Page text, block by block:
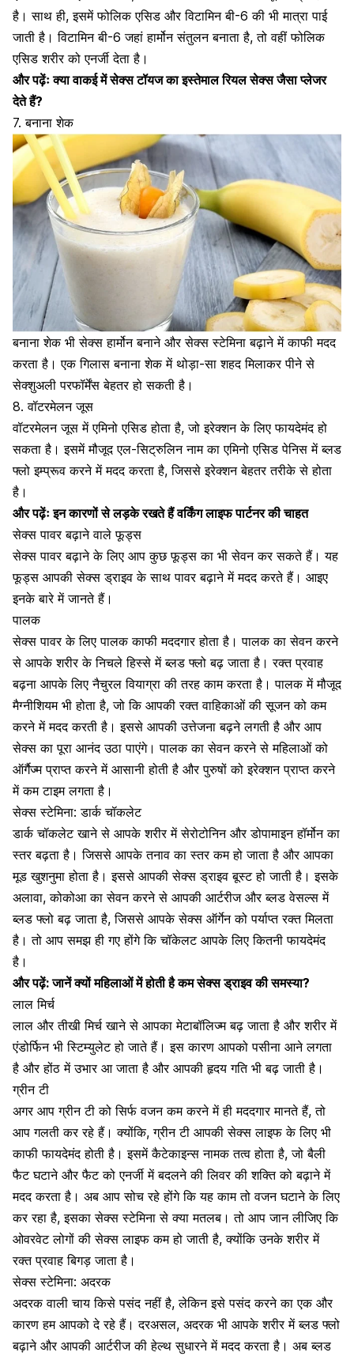
है। साथ ही, इसमेंफोलिक एसिड और विटामिन बी-6 की भी मात्रा पाई
जाती है। विटामिन बी-6 जहां हार्मोन संतुलन बनाता है, तो वहीं फोलिक
एसिड शरीर को एनर्जी देता है।
और पढ़ेंःक्या वाकई में सेक्स टॉयज का इस्तेमाल रियल सेक्स जैसा प्लेजर
देते हैं?
7. बनाना शेक
बनाना शेक भी सेक्स हार्मोन बनाने और सेक्स स्टेमिना बढ़ाने में काफी मदद
करता है। एक गिलास बनाना शेक में थोड़ा-सा शहद मिलाकर पीने से
सेक्शुअली परफॉर्मेंस बेहतर हो सकती है।
8. वॉटरमेलन जूस
वॉटरमेलन जूस मेंएमिनो एसिड होता है, जो इरेक्शन के लिए फायदेमंद हो
सकता है। इसमें मौजूद एल-सिट्रुलिन नाम का एमिनो एसिड पेनिस में ब्लड
फ्लो इम्प्रूव करने में मदद करता है, जिससे इरेक्शन बेहतर तरीके से होता
है।
और पढ़ेंःइन कारणों से लड़के रखते हैं वर्किंग लाइफ पार्टनर की चाहत
सेक्स पावर बढ़ाने वाले फूड्स
सेक्स पावर बढ़ाने के लिए आप कुछ फूड्स का भी सेवन कर सकते हैं। यह
फूड्स आपकीसेक्स ड्राइव के साथ पावर बढ़ाने में मदद करते हैं। आइए
इनके बारे में जानते हैं।
पालक
सेक्स पावर के लिएपालक काफी मददगार होता है । पालक का सेवन करने
से आपके शरीर के निचले हिस्से में ब्लड फ्लो बढ़ जाता है। रक्त प्रवाह
बढ़ना आपके लिए नैचुरल वियाग्रा की तरह काम करता है। पालक में मौजूद
मैग्नीशियम भी होता है, जो कि आपकी रक्त वाहिकाओं की सूजन को कम
करने में मदद करती है। इससे आपकी उत्तेजना बढ़ने लगती है और आप
सेक्स का पूरा आनंद उठा पाएंगे। पालक का सेवन करने सेमहिलाओं को
ऑर्गैज्मप्राप्त करने में आसानी होती है और पुरुषों को इरेक्शन प्राप्त करने
में कम टाइम लगता है।
सेक्स स्टेमिना: डार्क चॉकलेट
डार्क चॉकलेट खाने से आपके शरीर में सेरोटोनिन और डोपामाइन हॉर्मोन का
स्तर बढ़ता है। जिससे आपके तनाव का स्तर कम हो जाता है और आपका
मूड खुशनुमा होता है। इससे आपकी सेक्स ड्राइव बूस्ट हो जाती है। इसके
अलावा, कोकोआ का सेवन करने से आपकी आर्टरीज और ब्लड वेसल्स में
ब्लड फ्लो बढ़ जाता है, जिससे आपके सेक्स ऑर्गेन को पर्याप्त रक्त मिलता
है। तो आप समझ ही गए होंगे कि चॉकेलट आपके लिए कितनी फायदेमंद
है।
और पढ़ें:जानें क्यों महिलाओं में होती है कम सेक्स ड्राइव की समस्या?
लाल मिर्च
लाल और तीखी मिर्च खाने से आपका मेटाबॉलिज्म बढ़ जाता है और शरीर में
एंडोर्फिन भी स्टिम्युलेट हो जाते हैं। इस कारण आपको पसीना आने लगता
है और होंठ में उभार आ जाता है और आपकी हृदय गति भी बढ़ जाती है।
ग्रीन टी
अगर आपग्रीन टी को सिर्फ वजन कम करने में ही मददगार मानते हैं, तो
आप गलती कर रहे हैं। क्योंकि, ग्रीन टी आपकी सेक्स लाइफ के लिए भी
काफी फायदेमंद होती है। इसमें कैटेकाइन्स नामक तत्व होता है, जो बैली
फैट घटाने और फैट को एनर्जी में बदलने की लिवर की शक्ति को बढ़ाने में
मदद करता है। अब आप सोच रहे होंगे कि यह काम तो वजन घटाने के लिए
कर रहा है, इसका सेक्स स्टेमिना से क्या मतलब। तो आप जान लीजिए कि
ओवरवेट लोगों की सेक्स लाइफ कम हो जाती है, क्योंकि उनके शरीर में
रक्त प्रवाह बिगड़ जाता है।
सेक्स स्टेमिना: अदरक
अदरक वाली चाय किसे पसंद नहीं है, लेकिन इसे पसंद करने का एक और
कारण हम आपको दे रहे हैं। दरअसल, अदरक भी आपके शरीर में ब्लड फ्लो
बढ़ाने और आपकी आर्टरीज की हेल्थ सुधारने में मदद करता है। अब ब्लड